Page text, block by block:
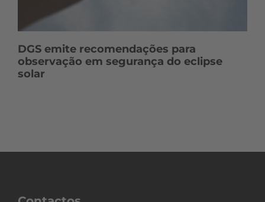
DGS emite recomendações para
observação em segurança do eclipse
solar